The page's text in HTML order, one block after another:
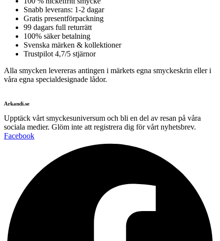
Snabb leverans: 1-2 dagar
Gratis presentförpackning
99 dagars full returrätt
100% säker betalning
Svenska märken & kollektioner
Trustpilot 4,7/5 stjärnor
Alla smycken levereras antingen i märkets egna smyckeskrin eller i
våra egna specialdesignade lådor.
Arkandi.se
Upptäck vårt smyckesuniversum och bli en del av resan på våra
sociala medier. Glöm inte att registrera dig för vårt nyhetsbrev.
Facebook